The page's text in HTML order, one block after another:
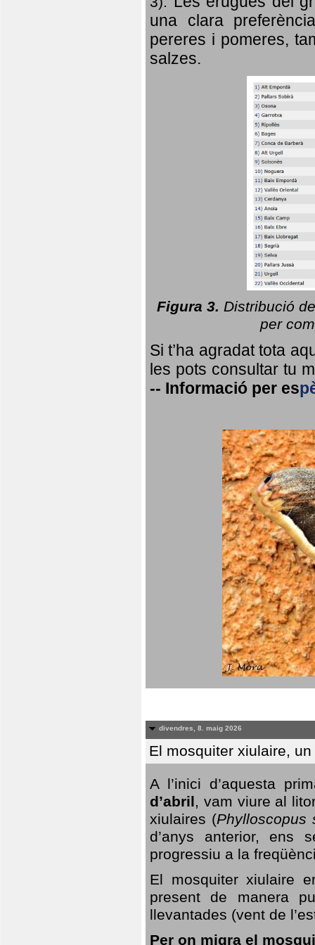
una clara
pereres i pomeres,
salzes.
Figura 3. Distribució
per
Si t’ha agradat tota
les pots consultar tu
-- Informació per es
divendres, 8. maig 2026
El mosquiter xiulaire,
A l’inici d’aquesta
d’abril, vam viure al
xiulaires (Phylloscopus
d’anys anterior, ens
progressiu a la
El mosquiter xiulaire
present de manera
llevantades (vent de
Per on migra el